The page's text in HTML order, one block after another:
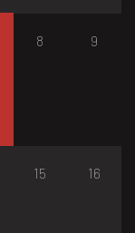
8 9
15 16